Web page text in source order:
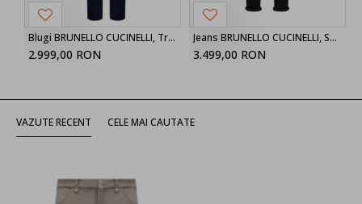
Blugi BRUNELLO CUCINELLI, Trousers Blue, Navy Blue
2.999,00 RON
Jeans BRUNELLO CUCINELLI, Solomeo crest jeans
3.499,00 RON
VAZUTE RECENT CELE MAI CAUTATE